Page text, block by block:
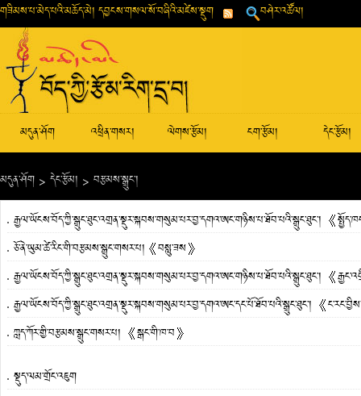
གཟིམས་པ་མེད་པའི་མཆོད་མེ། དབྱངས་གསལ་སོ་བཞིའི་མཛེས་སྡུག བཤེར་འཚོལ།
མདུན་ཤོག འཕྲིན་གསར། ལེགས་རྩོམ། ངག་རྩོམ། དེང་རྩོམ།
མདུན་ཤོག > དེང་རྩོམ། > བརྩམས་སྒྲུང་།
རྒྱལ་ཡོངས་བོད་ཀྱི་སྒྲུང་ཐུང་འགྲན་སྡུར་སྐབས་གསུམ་པར་བྱ་དགའ་ཨང་གཉིས་པ་ཐོབ་པའི་སྒྲུང་ཐུང་། 《
ཅོ་ནེ་ཡུམ་ཚེ་རིང་གི་བརྩམས་སྒྲུང་གསར་པ།《བསླུ་ཟས》
རྒྱལ་ཡོངས་བོད་ཀྱི་སྒྲུང་ཐུང་འགྲན་སྡུར་སྐབས་གསུམ་པར་བྱ་དགའ་ཨང་གཉིས་པ་ཐོབ་པའི་སྒྲུང་ཐུང་། 《
རྒྱལ་ཡོངས་བོད་ཀྱི་སྒྲུང་ཐུང་འགྲན་སྡུར་སྐབས་གསུམ་པར་བྱ་དགའ་ཨང་དང་པོ་ཐོབ་པའི་སྒྲུང་ཐུང་། 《
ཀླད་ཀོར་གྱི་བརྩམས་སྒྲུང་གསར་པ། 《སྒང་གི་ཁ་བ》
སྡུད་ལམ་གྲོང་འཇུག